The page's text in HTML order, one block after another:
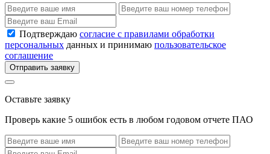
Подтверждаю согласие с правилами обработки
персональных данных и принимаю пользовательское
соглашение
Отправить заявку
Оставьте заявку
Проверь какие 5 ошибок есть в любом годовом отчете ПАО